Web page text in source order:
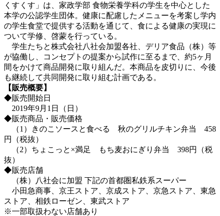
くすくす」は、家政学部 食物栄養学科の学生を中心とした
本学の公認学生団体。健康に配慮したメニューを考案し学内
の学生食堂で提供する活動を通じて、食による健康の実現に
ついて学修、啓蒙を行っている。
学生たちと株式会社八社会加盟各社、デリア食品（株）等
が協働し、コンセプトの提案から試作に至るまで、約5ヶ月
間をかけて商品開発に取り組んだ。本商品を皮切りに、今後
も継続して共同開発に取り組む計画である。
【販売概要】
◆販売開始日
2019年9月1日（日）
◆販売商品・販売価格
（1）きのこソースと食べる 秋のグリルチキン弁当 458
円（税抜）
（2）ちょこっと×満足 もち麦おにぎり弁当 398円（税
抜）
◆販売店舗
（株）八社会に加盟 下記の首都圏私鉄系スーパー
小田急商事、京王ストア、京成ストア、京急ストア、東急
ストア、相鉄ローゼン、東武ストア
※一部取扱わない店舗あり